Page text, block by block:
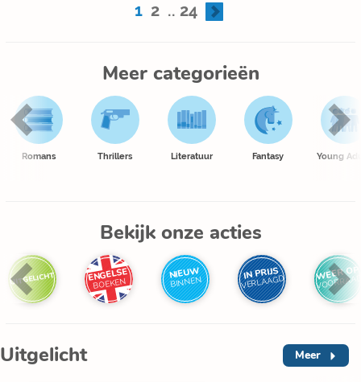
1 2 .. 24
Meer categorieën
Romans Thrillers Literatuur Fantasy Young
Bekijk onze acties
UITGELICHT ENGELSE
BOEKEN
NIEUW
BINNEN IN PRIJS
VERLAAGD WEER OP
Uitgelicht Meer